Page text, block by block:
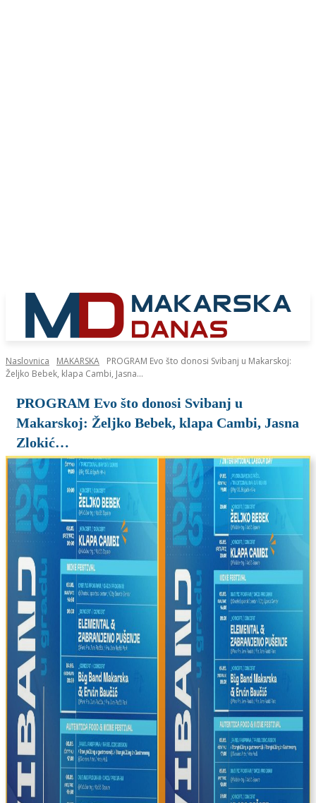
Naslovnica MAKARSKA
PROGRAM Evo što donosi Svibanj u Makarskoj:
Željko Bebek, klapa Cambi, Jasna...
PROGRAM Evo što donosi Svibanj u
Makarskoj: Željko Bebek, klapa Cambi, Jasna
Zlokić…